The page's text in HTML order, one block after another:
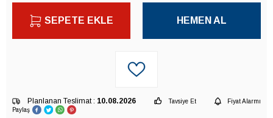
SEPETE EKLE HEMEN AL
Planlanan Teslimat : 10.08.2026 Tavsiye Et
Fiyat Alarmı
Paylaş